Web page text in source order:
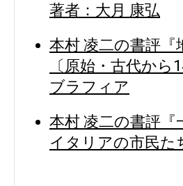
著者：大月 康弘
本村 凌二の書評
〔原始・古代か
ブラフィア
本村 凌二の書評『
イタリアの市民た